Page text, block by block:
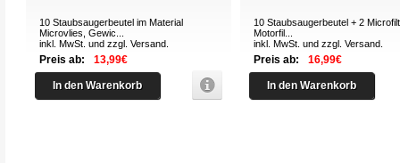
10 Staubsaugerbeutel im Material
Microvlies, Gewic...
inkl. MwSt. und zzgl.Versand
Preis ab: 13,99€
In den Warenkorb
10 Staubsaugerbeutel + 2
Motorfil...
inkl. MwSt. und zzgl.Versand
Preis ab: 16,99€
In den Warenkorb